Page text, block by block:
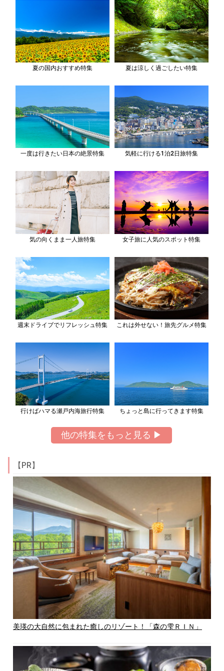
夏の国内おすすめ特集 夏は涼しく過ごしたい特集
一度は行きたい日本の絶景特集 気軽に行ける1泊2日旅特集
気の向くまま一人旅特集 女子旅に人気のスポット特集
週末ドライブでリフレッシュ特集 これは外せない！旅先グルメ特集
行けばハマる瀬戸内海旅行特集 ちょっと島に行ってきます特集
他の特集をもっと見る ▶
【PR】
美瑛の大自然に包まれた癒しのリゾート！「森の雫ＲＩＮ」